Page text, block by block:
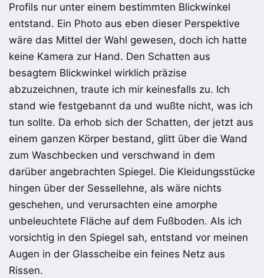
Profils nur unter einem bestimmten Blickwinkel
entstand. Ein Photo aus eben dieser Perspektive
wäre das Mittel der Wahl gewesen, doch ich hatte
keine Kamera zur Hand. Den Schatten aus
besagtem Blickwinkel wirklich präzise
abzuzeichnen, traute ich mir keinesfalls zu. Ich
stand wie festgebannt da und wußte nicht, was ich
tun sollte. Da erhob sich der Schatten, der jetzt aus
einem ganzen Körper bestand, glitt über die Wand
zum Waschbecken und verschwand in dem
darüber angebrachten Spiegel. Die Kleidungsstücke
hingen über der Sessellehne, als wäre nichts
geschehen, und verursachten eine amorphe
unbeleuchtete Fläche auf dem Fußboden. Als ich
vorsichtig in den Spiegel sah, entstand vor meinen
Augen in der Glasscheibe ein feines Netz aus
Rissen.